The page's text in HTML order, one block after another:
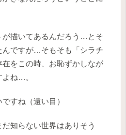
が描いてあるんだろう…とそ
んですが…そもそも「シラチ
をこの時、お恥ずかしなが
よね…。
すね（遠い目）
知らない世界はありそう